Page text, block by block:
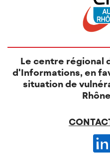
Le centre régional
d'Informations, en
situation de